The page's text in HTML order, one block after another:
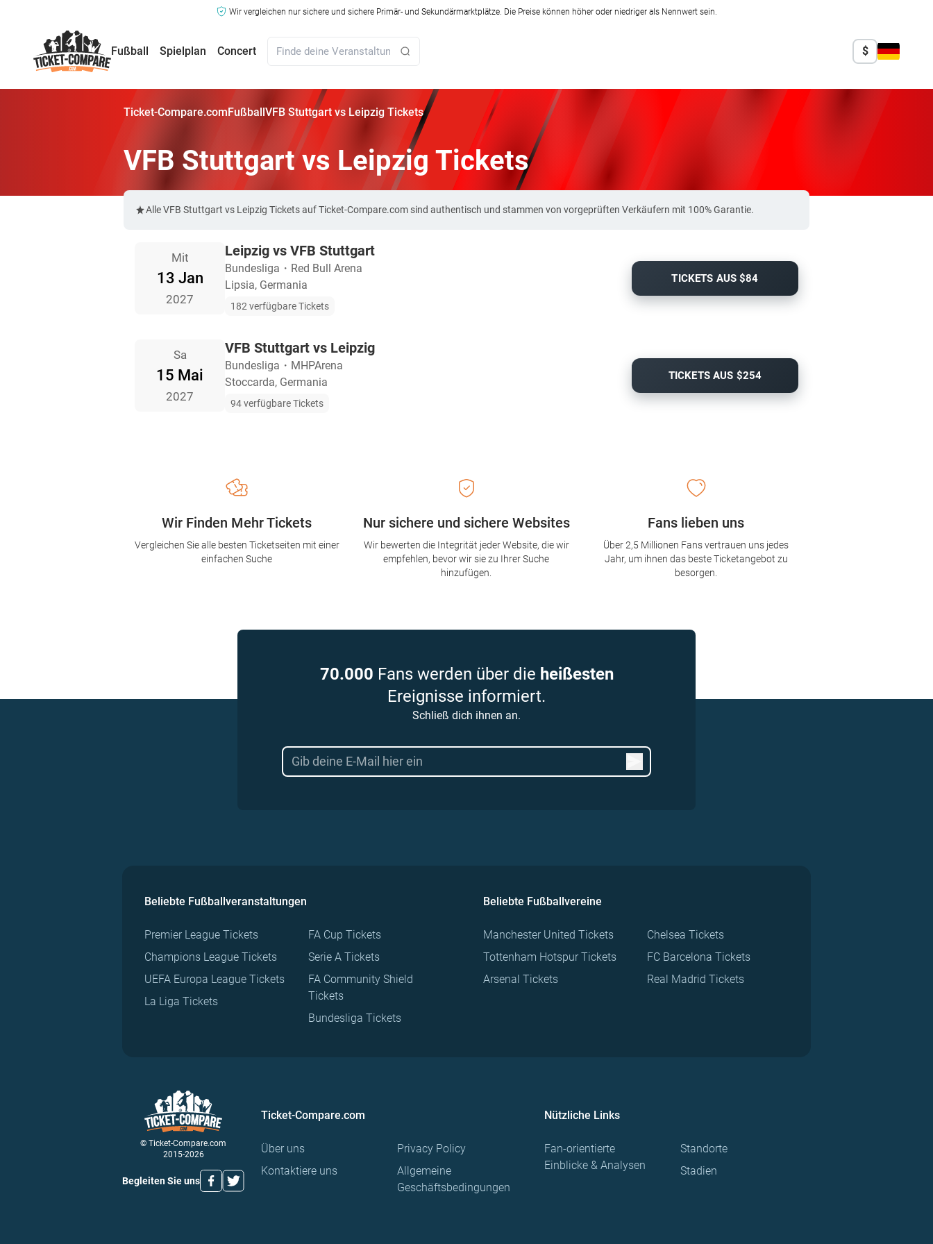
Wir vergleichen nur sichere und sichere Primär- und Sekundärmarktplätze. Die Preise können höher oder niedriger als Nennwert sein.
Fußball Spielplan Concert $
Ticket-Compare.comFußballVFB Stuttgart vs Leipzig Tickets
VFB Stuttgart vs Leipzig Tickets
Alle VFB Stuttgart vs Leipzig Tickets auf Ticket-Compare.com sind authentisch und stammen von vorgeprüften Verkäufern mit 100% Garantie.
Mit
13 Jan
2027
Leipzig vs VFB Stuttgart
Bundesliga ・ Red Bull Arena
Lipsia, Germania
182 verfügbare Tickets
TICKETS AUS $84
Sa
15 Mai
2027
VFB Stuttgart vs Leipzig
Bundesliga ・ MHPArena
Stoccarda, Germania
94 verfügbare Tickets
TICKETS AUS $254
Nur sichere und sichere Websites
Wir bewerten die Integrität jeder Website, die wir
empfehlen, bevor wir sie zu Ihrer Suche
hinzufügen.
Wir Finden Mehr Tickets
Vergleichen Sie alle besten Ticketseiten mit einer
einfachen Suche
Fans lieben uns
Über 2,5 Millionen Fans vertrauen uns jedes
Jahr, um ihnen das beste Ticketangebot zu
besorgen.
70.000 Fans werden über die heißesten
Ereignisse informiert.
Schließ dich ihnen an.
Beliebte Fußballveranstaltungen
Premier League Tickets
Champions League Tickets
UEFA Europa League Tickets
La Liga Tickets
FA Cup Tickets
Serie A Tickets
FA Community Shield
Tickets
Bundesliga Tickets
Beliebte Fußballvereine
Manchester United Tickets
Tottenham Hotspur Tickets
Arsenal Tickets
Chelsea Tickets
FC Barcelona Tickets
Real Madrid Tickets
© Ticket-Compare.com
2015-2026
Begleiten Sie uns
Ticket-Compare.com
Über uns
Kontaktiere uns
Privacy Policy
Allgemeine
Geschäftsbedingungen
Nützliche Links
Fan-orientierte
Einblicke & Analysen
Standorte
Stadien